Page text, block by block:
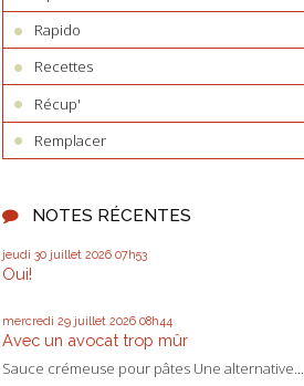
Rapido
Recettes
Récup'
Remplacer
NOTES RÉCENTES
jeudi 30 juillet 2026 07h53
Oui!
mercredi 29 juillet 2026 08h44
Avec un avocat trop mûr
Sauce crémeuse pour pâtes Une alternative...